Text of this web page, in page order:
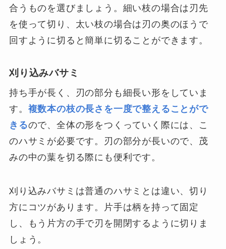
合うものを選びましょう。細い枝の場合は刃先
を使って切り、太い枝の場合は刃の奥のほうで
回すように切ると簡単に切ることができます。
刈り込みバサミ
持ち手が長く、刃の部分も細長い形をしていま
す。 複数本の枝の長さを一度で整えることがで
きるので、全体の形をつくっていく際には、こ
のハサミが必要です。刃の部分が長いので、茂
みの中の葉を切る際にも便利です。
刈り込みバサミは普通のハサミとは違い、切り
方にコツがあります。片手は柄を持って固定
し、もう片方の手で刃を開閉するように切りま
しょう。